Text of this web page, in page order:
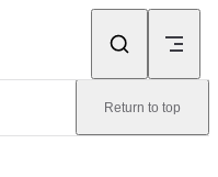
Return to top